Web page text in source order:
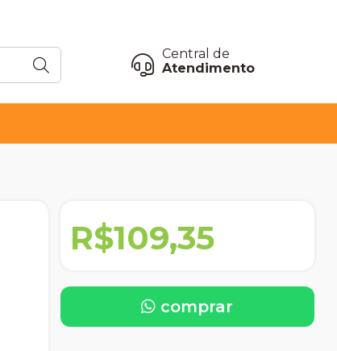
Central de
Atendimento
R$109,35
comprar